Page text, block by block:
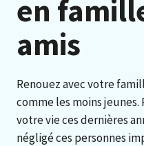
en
amis
Renouez avec votre
comme les moins
votre vie ces dernières
négligé ces personnes